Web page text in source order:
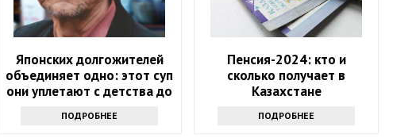
Японских долгожителей
объединяет одно: этот суп
они уплетают с детства до
ПОДРОБНЕЕ
Пенсия-2024: кто и
сколько получает в
Казахстане
ПОДРОБНЕЕ